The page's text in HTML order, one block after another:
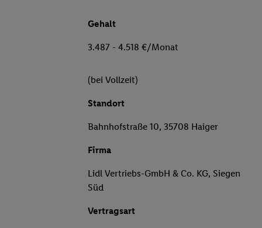
Gehalt
3.487 - 4.518 €/Monat
(bei Vollzeit)
Standort
Bahnhofstraße 10, 35708 Haiger
Firma
Lidl Vertriebs-GmbH & Co. KG, Siegen
Süd
Vertragsart